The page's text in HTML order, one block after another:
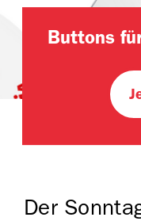
Buttons
Der